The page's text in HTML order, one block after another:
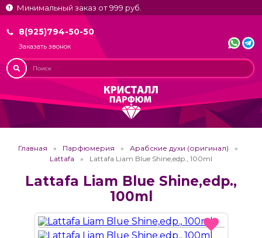
Минимальный заказ от 999 руб.
8(925)794-50-50
Заказать звонок
Главная Парфюмерия
Арабские духи (оригинал)
Lattafa
Lattafa Liam Blue Shine,edp., 100ml
Lattafa Liam Blue Shine,edp.,
100ml